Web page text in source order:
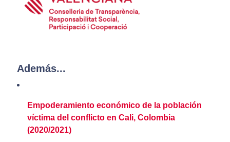
Además...
Empoderamiento económico de la población
víctima del conflicto en Cali, Colombia
(2020/2021)